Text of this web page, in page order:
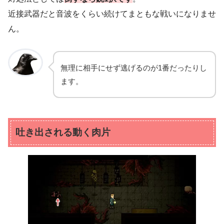
近接武器だと音波をくらい続けてまともな戦いになりませ
ん。
無理に相手にせず逃げるのが1番だったりし
ます。
吐き出される動く肉片